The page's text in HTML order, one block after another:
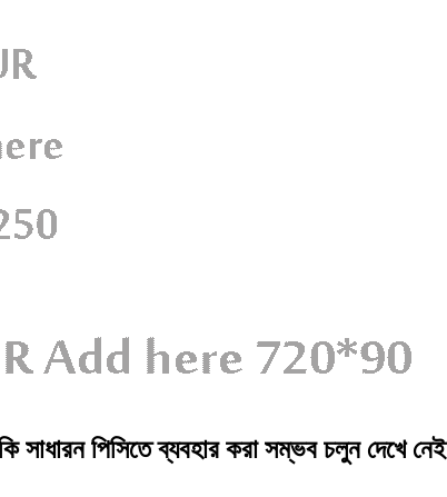
পিসিতে ব্যবহার করা সম্ভব চলুন দেখে নেই